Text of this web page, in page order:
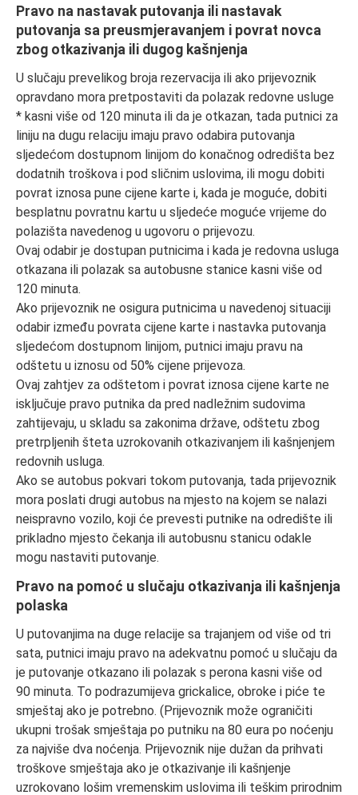
Pravo na nastavak putovanja ili nastavak
putovanja sa preusmjeravanjem i povrat novca
zbog otkazivanja ili dugog kašnjenja
U slučaju prevelikog broja rezervacija ili ako prijevoznik
opravdano mora pretpostaviti da polazak redovne usluge
* kasni više od 120 minuta ili da je otkazan, tada putnici za
liniju na dugu relaciju imaju pravo odabira putovanja
sljedećom dostupnom linijom do konačnog odredišta bez
dodatnih troškova i pod sličnim uslovima, ili mogu dobiti
povrat iznosa pune cijene karte i, kada je moguće, dobiti
besplatnu povratnu kartu u sljedeće moguće vrijeme do
polazišta navedenog u ugovoru o prijevozu.
Ovaj odabir je dostupan putnicima i kada je redovna usluga
otkazana ili polazak sa autobusne stanice kasni više od
120 minuta.
Ako prijevoznik ne osigura putnicima u navedenoj situaciji
odabir između povrata cijene karte i nastavka putovanja
sljedećom dostupnom linijom, putnici imaju pravu na
odštetu u iznosu od 50% cijene prijevoza.
Ovaj zahtjev za odštetom i povrat iznosa cijene karte ne
isključuje pravo putnika da pred nadležnim sudovima
zahtijevaju, u skladu sa zakonima države, odštetu zbog
pretrpljenih šteta uzrokovanih otkazivanjem ili kašnjenjem
redovnih usluga.
Ako se autobus pokvari tokom putovanja, tada prijevoznik
mora poslati drugi autobus na mjesto na kojem se nalazi
neispravno vozilo, koji će prevesti putnike na odredište ili
prikladno mjesto čekanja ili autobusnu stanicu odakle
mogu nastaviti putovanje.
Pravo na pomoć u slučaju otkazivanja ili kašnjenja
polaska
U putovanjima na duge relacije sa trajanjem od više od tri
sata, putnici imaju pravo na adekvatnu pomoć u slučaju da
je putovanje otkazano ili polazak s perona kasni više od
90 minuta. To podrazumijeva grickalice, obroke i piće te
smještaj ako je potrebno. (Prijevoznik može ograničiti
ukupni trošak smještaja po putniku na 80 eura po noćenju
za najviše dva noćenja. Prijevoznik nije dužan da prihvati
troškove smještaja ako je otkazivanje ili kašnjenje
uzrokovano lošim vremenskim uslovima ili teškim prirodnim